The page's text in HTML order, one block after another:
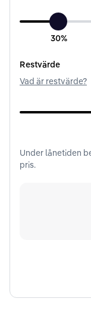
30%
Restvärde
Vad är restvärde?
Under lånetiden
pris.